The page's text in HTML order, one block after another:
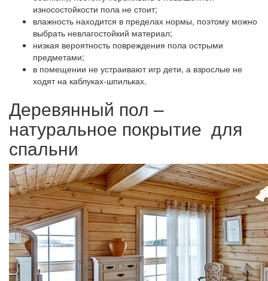
износостойкости пола не стоит;
влажность находится в пределах нормы, поэтому можно
выбрать невлагостойкий материал;
низкая вероятность повреждения пола острыми
предметами;
в помещении не устраивают игр дети, а взрослые не
ходят на каблуках-шпильках.
Деревянный пол –
натуральное покрытие для
спальни